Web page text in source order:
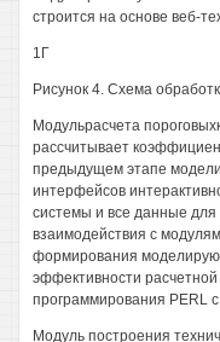
строится на основе веб-
1Г
Рисунок 4. Схема
Модульрасчета
рассчитывает
предыдущем этапе
интерфейсов
системы и все данные
взаимодействия с
формирования
эффективности
программирования PERL
Модуль построения